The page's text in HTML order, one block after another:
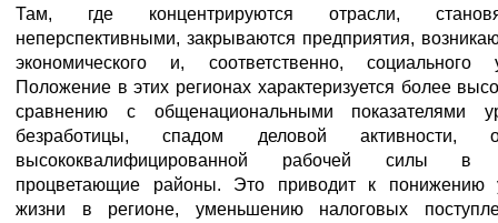
Там, где концентрируются отрасли,
неперспективными, закрываются предприятия,
экономического и, соответственно, социального
Положение в этих регионах характеризуется более
сравнению с общенациональными показателями
безработицы, спадом деловой активности,
высококвалифицированной рабочей силы в
процветающие районы. Это приводит к понижению
жизни в регионе, уменьшению налоговых